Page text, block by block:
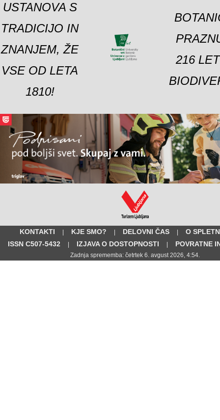
USTANOVA S
TRADICIJO IN
ZNANJEM, ŽE
VSE OD LETA
1810!
216
KONTAKTI | KJE SMO? | DELOVNI ČAS |
O
ISSN C507-5432
| IZJAVA O DOSTOPNOSTI | POVRATNE
Zadnja sprememba: četrtek 6. avgust 2026, 4:54.